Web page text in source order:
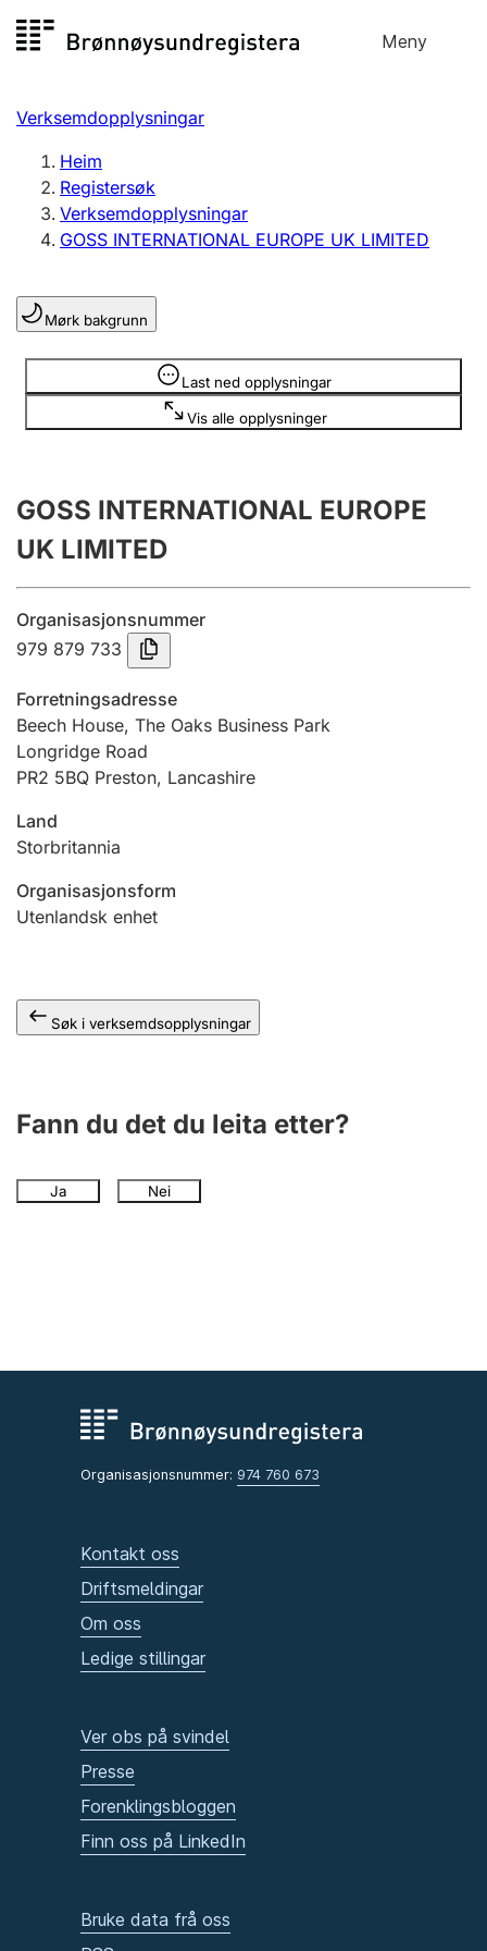
til
Meny
Registersøk
Aksjeselskap
Enkeltpersonføretak
Registrere, endre, slette
Lag og foreining
Registrere, endre, slette
Årsrekneskap
Innsending og forseinkingsgebyr
Tinglysing
Jeger
Betaling og jegeravgiftskort
Ektepaktrettleiaren
Andre tema
Verksemdopplysningar
Heim
Registersøk
Verksemdopplysningar
GOSS INTERNATIONAL EUROPE UK LIMITED
Mørk bakgrunn
Last ned opplysningar
Vis alle opplysninger
Opplysninger er skjult
GOSS INTERNATIONAL EUROPE
UK LIMITED
Organisasjonsnummer
979 879 733
Forretningsadresse
Beech House, The Oaks Business Park
Longridge Road
PR2 5BQ Preston, Lancashire
Land
Storbritannia
Organisasjonsform
Utenlandsk enhet
Søk i verksemdsopplysningar
Fann du det du leita etter?
Ja Nei
Organisasjonsnummer: 974 760 673
Kontakt oss
Driftsmeldingar
Om oss
Ledige stillingar
Ver obs på svindel
Presse
Forenklingsbloggen
Finn oss på LinkedIn
Bruke data frå oss